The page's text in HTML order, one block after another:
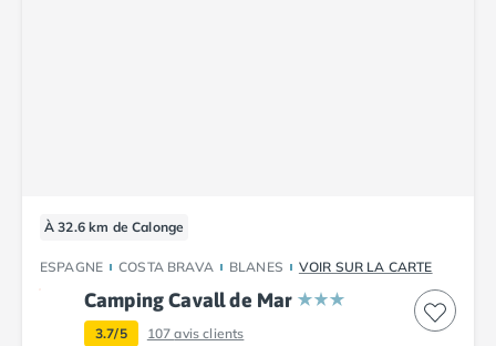
À 32.6 km de Calonge
ESPAGNE COSTA BRAVA BLANES VOIR SUR LA CARTE
Camping Cavall de Mar
3.7/5 107avis clients